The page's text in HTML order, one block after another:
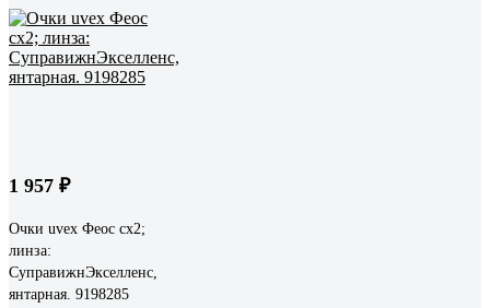
1 957 ₽
Очки uvex Феос cx2;
линза:
СуправижнЭкселленс,
янтарная. 9198285